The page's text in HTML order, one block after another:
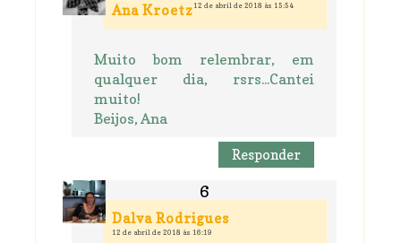
Ana Kroetz 12 de abril de 2018 às 15:54
Muito bom relembrar, em
qualquer dia, rsrs...Cantei
muito!
Beijos, Ana
Responder
Dalva Rodrigues
12 de abril de 2018 às 16:19